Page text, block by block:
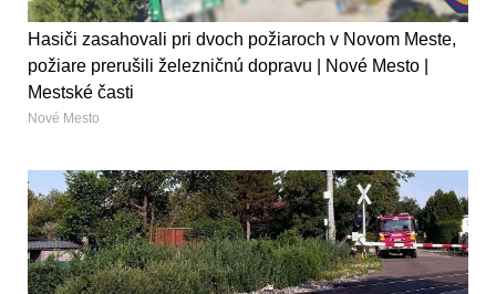
Hasiči zasahovali pri dvoch požiaroch v Novom Meste,
požiare prerušili železničnú dopravu | Nové Mesto |
Mestské časti
Nové Mesto